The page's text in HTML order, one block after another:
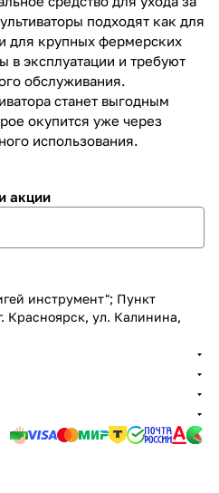
подходят как для
для крупных фермерских
в эксплуатации и требуют
обслуживания.
станет выгодным
окупится уже через
использования.
акции
инструмент"; Пункт
Красноярск, ул. Калинина,